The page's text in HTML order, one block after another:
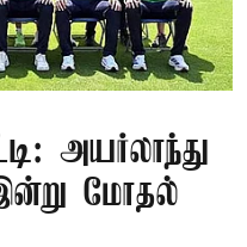
அயர்லாந்து
மோதல்